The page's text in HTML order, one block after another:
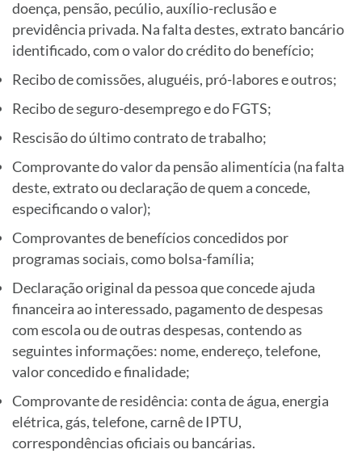
doença, pensão, pecúlio, auxílio-reclusão e
previdência privada. Na falta destes, extrato bancário
identificado, com o valor do crédito do benefício;
Recibo de comissões, aluguéis, pró-labores e outros;
Recibo de seguro-desemprego e do FGTS;
Rescisão do último contrato de trabalho;
Comprovante do valor da pensão alimentícia (na falta
deste, extrato ou declaração de quem a concede,
especificando o valor);
Comprovantes de benefícios concedidos por
programas sociais, como bolsa-família;
Declaração original da pessoa que concede ajuda
financeira ao interessado, pagamento de despesas
com escola ou de outras despesas, contendo as
seguintes informações: nome, endereço, telefone,
valor concedido e finalidade;
Comprovante de residência: conta de água, energia
elétrica, gás, telefone, carnê de IPTU,
correspondências oficiais ou bancárias.